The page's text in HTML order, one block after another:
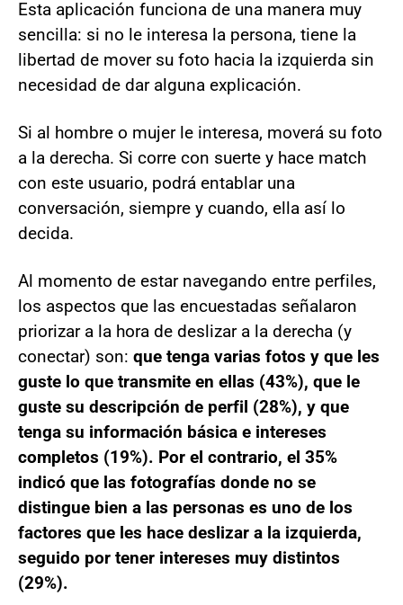
Esta aplicación funciona de una manera muy
sencilla: si no le interesa la persona, tiene la
libertad de mover su foto hacia la izquierda sin
necesidad de dar alguna explicación.
Si al hombre o mujer le interesa, moverá su foto
a la derecha. Si corre con suerte y hace match
con este usuario, podrá entablar una
conversación, siempre y cuando, ella así lo
decida.
Al momento de estar navegando entre perfiles,
los aspectos que las encuestadas señalaron
priorizar a la hora de deslizar a la derecha (y
conectar) son: que tenga varias fotos y que les
guste lo que transmite en ellas (43%), que le
guste su descripción de perfil (28%), y que
tenga su información básica e intereses
completos (19%). Por el contrario, el 35%
indicó que las fotografías donde no se
distingue bien a las personas es uno de los
factores que les hace deslizar a la izquierda,
seguido por tener intereses muy distintos
(29%).